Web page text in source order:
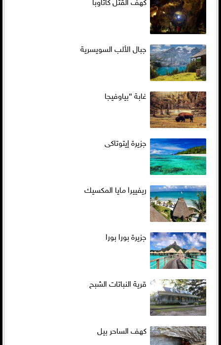
جبال الألب السويسرية
غابة “بياوفيجا
جزيرة إيتوتاكى
ريفييرا مايا المكسيك
جزيرة بورا بورا
قرية النباتات الشبح
كهف الساحر بيل